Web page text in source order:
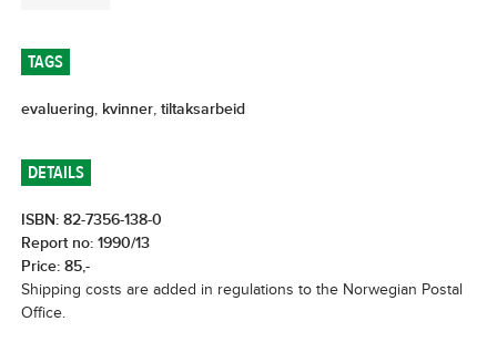
TAGS
evaluering, kvinner, tiltaksarbeid
DETAILS
ISBN: 82-7356-138-0
Report no: 1990/13
Price: 85,-
Shipping costs are added in regulations to the Norwegian Postal
Office.